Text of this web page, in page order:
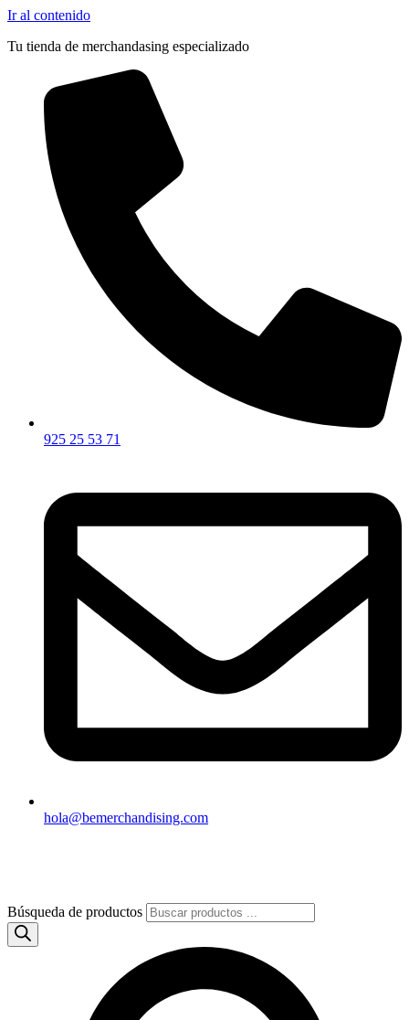
Ir al contenido
Tu tienda de merchandasing especializado
925 25 53 71
hola@bemerchandising.com
Búsqueda de productos
Outlet